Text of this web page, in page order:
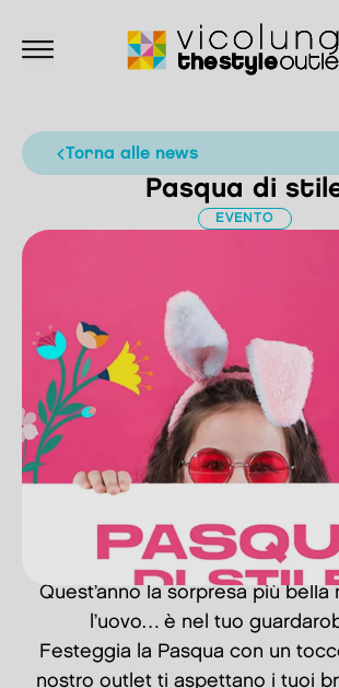
torna alle news
Pasqua di
EVENTO
Quest’anno la sorpresa più bella
l’uovo… è nel tuo
Festeggia la Pasqua con un
nostro outlet ti aspettano i tuoi